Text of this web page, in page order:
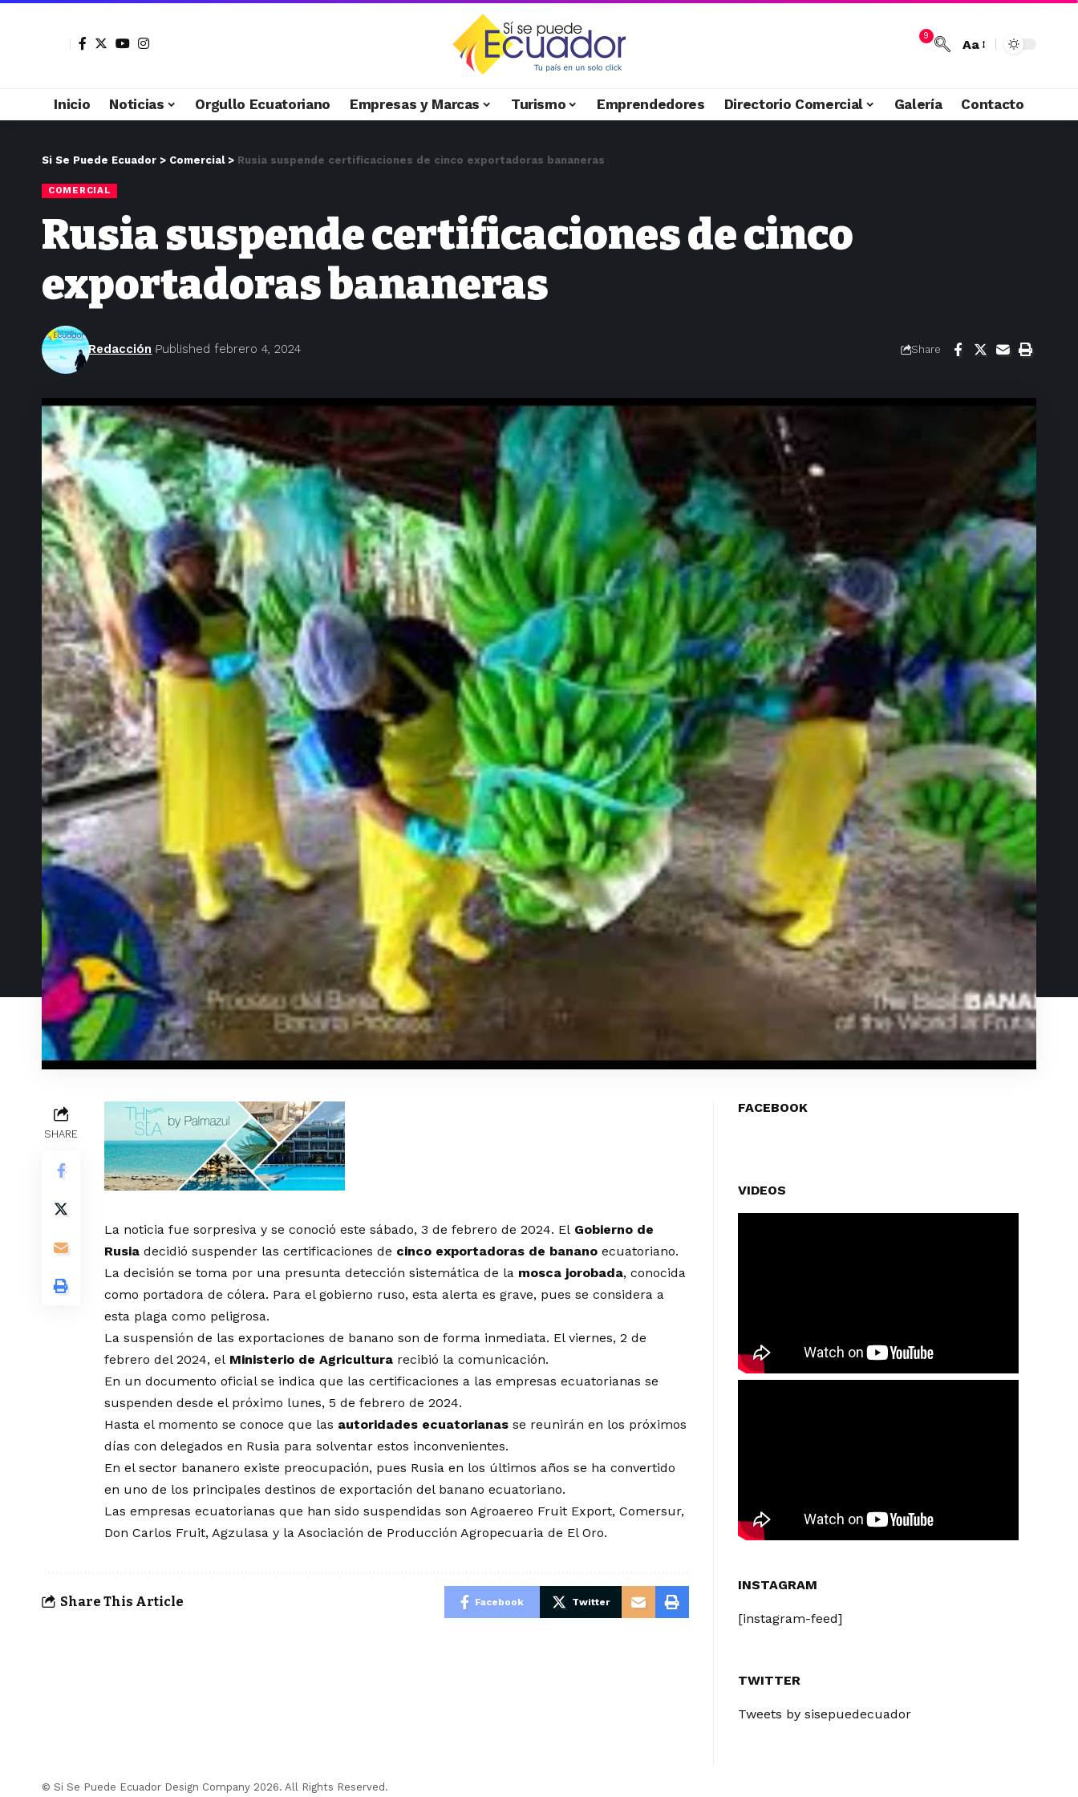
9
Aa
Inicio Noticias Orgullo Ecuatoriano Empresas y Marcas Turismo Emprendedores Directorio Comercial Galería Contacto
Si Se Puede Ecuador > Comercial> Rusia suspende certificaciones de cinco exportadoras bananeras
COMERCIAL
Rusia suspende certificaciones de cinco
exportadoras bananeras
Redacción Published febrero 4, 2024 Share
SHARE
La noticia fue sorpresiva y se conoció este sábado, 3 de febrero de 2024. El Gobierno de
Rusia decidió suspender las certificaciones de cinco exportadoras de banano ecuatoriano.
La decisión se toma por una presunta detección sistemática de la mosca jorobada, conocida
como portadora de cólera. Para el gobierno ruso, esta alerta es grave, pues se considera a
esta plaga como peligrosa.
La suspensión de las exportaciones de banano son de forma inmediata. El viernes, 2 de
febrero del 2024, el Ministerio de Agricultura recibió la comunicación.
En un documento oficial se indica que las certificaciones a las empresas ecuatorianas se
suspenden desde el próximo lunes, 5 de febrero de 2024.
Hasta el momento se conoce que las autoridades ecuatorianas se reunirán en los próximos
días con delegados en Rusia para solventar estos inconvenientes.
En el sector bananero existe preocupación, pues Rusia en los últimos años se ha convertido
en uno de los principales destinos de exportación del banano ecuatoriano.
Las empresas ecuatorianas que han sido suspendidas son Agroaereo Fruit Export, Comersur,
Don Carlos Fruit, Agzulasa y la Asociación de Producción Agropecuaria de El Oro.
Share This Article Facebook Twitter
FACEBOOK
VIDEOS
INSTAGRAM
[instagram-feed]
TWITTER
Tweets by sisepuedecuador
© Si Se Puede Ecuador Design Company 2026. All Rights Reserved.